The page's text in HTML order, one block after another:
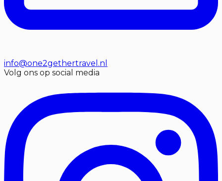
info@one2gethertravel.nl
Volg ons op social media